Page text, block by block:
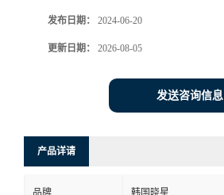
发布日期： 2024-06-20
更新日期： 2026-08-05
发送咨询信息
产品详请
品牌 韩国晓星